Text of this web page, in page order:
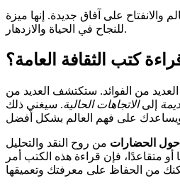
والانفتاح على آفاق جديدة. إنها ميزة
للنجاح في الحياة والازدهار.
كتب الثقافة العامة؟
العديد من الفوائد. ستكتشف العديد من
إلىالاتجاهات الحالية. سيغني ذلك
حول الحضارات من روح النقد والتحليل
متقاعدًا، فإن قراءة هذه الكتب أمر